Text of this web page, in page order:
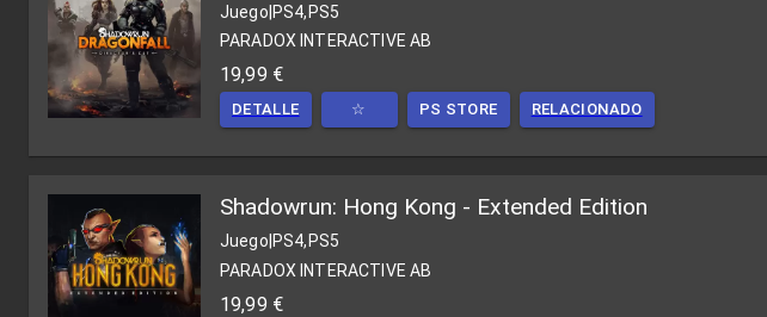
Juego|PS4,PS5
PARADOX INTERACTIVE AB
19,99 €
DETALLE ☆ PS STORE RELACIONADO
Shadowrun: Hong Kong - Extended Edition
Juego PS4,PS5
PARADOX INTERACTIVE AB
19,99 €